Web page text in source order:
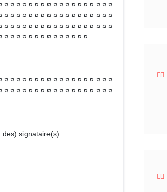
¤ ¤ ¤ ¤ ¤ ¤ ¤ ¤ ¤ ¤ ¤ ¤ ¤ ¤ ¤ ¤ ¤ ¤
¤ ¤ ¤ ¤ ¤ ¤ ¤ ¤ ¤ ¤ ¤ ¤ ¤ ¤ ¤ ¤ ¤ ¤
¤ ¤ ¤ ¤ ¤ ¤ ¤ ¤ ¤ ¤ ¤ ¤ ¤ ¤ ¤ ¤ ¤ ¤
¤ ¤ ¤ ¤ ¤ ¤ ¤ ¤ ¤ ¤ ¤ ¤ ¤ ¤
¤ ¤ ¤ ¤ ¤ ¤ ¤ ¤ ¤ ¤ ¤ ¤ ¤ ¤ ¤ ¤ ¤ ¤
¤ ¤ ¤ ¤ ¤ ¤ ¤ ¤ ¤ ¤ ¤ ¤ ¤ ¤ ¤ ¤ ¤ ¤